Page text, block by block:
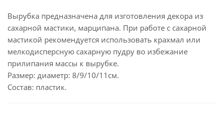
Вырубка предназначена для изготовления декора из
сахарной мастики, марципана. При работе с сахарной
мастикой рекомендуется использовать крахмал или
мелкодисперсную сахарную пудру во избежание
прилипания массы к вырубке.
Размер: диаметр: 8/9/10/11см.
Состав: пластик.